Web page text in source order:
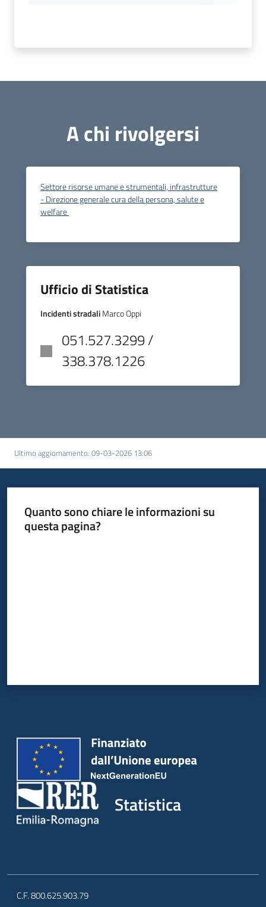
A chi rivolgersi
Settore risorse umane e strumentali, infrastrutture
- Direzione generale cura della persona, salute e
welfare
Ufficio di Statistica
Incidenti stradaliMarco Oppi
051.527.3299 /
338.378.1226
Ultimo aggiornamento: 09-03-2026 13:06
Quanto sono chiare le informazioni su
questa pagina?
Statistica
C.F. 800.625.903.79